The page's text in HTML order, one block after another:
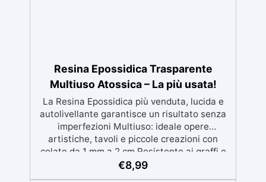
Resina Epossidica Trasparente
Multiuso Atossica – La più usata!
La Resina Epossidica più venduta, lucida e
autolivellante garantisce un risultato senza
imperfezioni Multiuso: ideale opere
artistiche, tavoli e piccole creazioni con
colate da 1 mm a 2 cm Resistente ai graffi e
ai raggi UV, garantendo opere durature,
€8,99